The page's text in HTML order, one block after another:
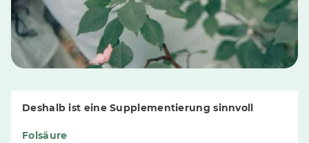
Deshalb ist eine Supplementierung sinnvoll
Folsäure